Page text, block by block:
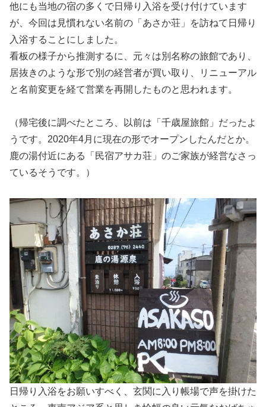
他にも当地の宿の多くで日帰り入浴を受け付けています
が、今回は見慣れない名前の「あさか荘」を訪ねて日帰り
入浴することにしました。
看板の様子から推測するに、元々は別名称の旅館であり、
居抜きのような形で別の経営者が買い取り、リニューアル
と名前変更を経て営業を再開したものと思われます。
（帰宅後に調べたところ、以前は「千歳屋旅館」だったよ
うです。2020年4月に現在の形でオープンしたんだとか。
鹿の湯付近にある「民宿アサカ荘」のご家族が経営なさっ
ているそうです。）
日帰り入浴をお願いすべく、玄関に入り帳場で声を掛けた